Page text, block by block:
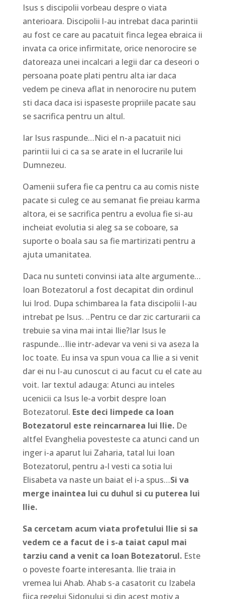
Isus s discipolii vorbeau despre o viata
anterioara. Discipolii l-au intrebat daca parintii
au fost ce care au pacatuit finca legea ebraica ii
invata ca orice infirmitate, orice nenorocire se
datoreaza unei incalcari a legii dar ca deseori o
persoana poate plati pentru alta iar daca
vedem pe cineva aflat in nenorocire nu putem
sti daca daca isi ispaseste propriile pacate sau
se sacrifica pentru un altul.
Iar Isus raspunde…Nici el n-a pacatuit nici
parintii lui ci ca sa se arate in el lucrarile lui
Dumnezeu.
Oamenii sufera fie ca pentru ca au comis niste
pacate si culeg ce au semanat fie preiau karma
altora, ei se sacrifica pentru a evolua fie si-au
incheiat evolutia si aleg sa se coboare, sa
suporte o boala sau sa fie martirizati pentru a
ajuta umanitatea.
Daca nu sunteti convinsi iata alte argumente…
Ioan Botezatorul a fost decapitat din ordinul
lui Irod. Dupa schimbarea la fata discipolii l-au
intrebat pe Isus. ..Pentru ce dar zic carturarii ca
trebuie sa vina mai intai Ilie?Iar Isus le
raspunde…Ilie intr-adevar va veni si va aseza la
loc toate. Eu insa va spun voua ca Ilie a si venit
dar ei nu l-au cunoscut ci au facut cu el cate au
voit. Iar textul adauga: Atunci au inteles
ucenicii ca Isus le-a vorbit despre Ioan
Botezatorul. Este deci limpede ca Ioan
Botezatorul este reincarnarea lui Ilie.De
altfel Evanghelia povesteste ca atunci cand un
inger i-a aparut lui Zaharia, tatal lui Ioan
Botezatorul, pentru a-l vesti ca sotia lui
Elisabeta va naste un baiat el i-a spus…Si va
merge inaintea lui cu duhul si cu puterea lui
Ilie.
Sa cercetam acum viata profetului Ilie si sa
vedem ce a facut de i s-a taiat capul mai
tarziu cand a venit ca Ioan Botezatorul.Este
o poveste foarte interesanta. Ilie traia in
vremea lui Ahab. Ahab s-a casatorit cu Izabela
fiica regelui Sidonului si din acest motiv a